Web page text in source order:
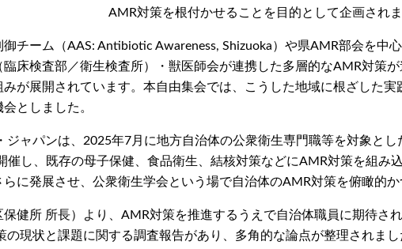
AMR対策を根付かせることを目的として企画されま
チーム（AAS: Antibiotic Awareness, Shizuoka）や県AMR部会を中
床検査部／衛生検査所）・獣医師会が連携した多層的なAMR対策
が展開されています。本自由集会では、こうした地域に根ざした
としました。
ジャパンは、2025年7月に地方自治体の公衆衛生専門職等を対象とし
催し、既存の母子保健、食品衛生、結核対策などにAMR対策を組み
に発展させ、公衆衛生学会という場で自治体のAMR対策を俯瞰的か
健所 所長）より、AMR対策を推進するうえで自治体職員に期待さ
現状と課題に関する調査報告があり、多角的な論点が整理されまし